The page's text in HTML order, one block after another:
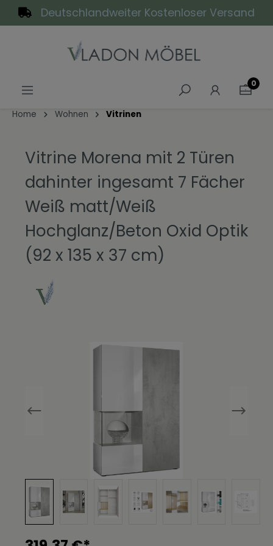
springenDeutschlandweiter Kostenloser Versand
0
Home Wohnen Vitrinen
Vitrine Morena mit 2 Türen
dahinter ingesamt 7 Fächer
Weiß matt/Weiß
Hochglanz/Beton Oxid Optik
(92 x 135 x 37 cm)
Bildergalerie überspringen